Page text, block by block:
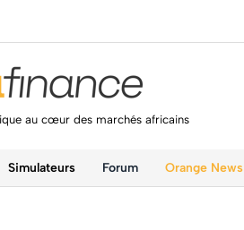
au cœur des marchés africains
Simulateurs Forum Orange News